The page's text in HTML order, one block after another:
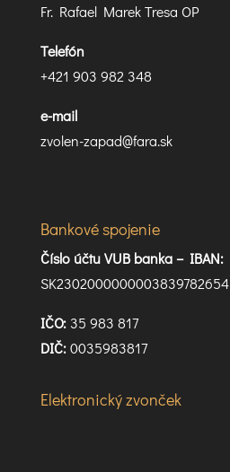
Fr. Rafael Marek Tresa OP
Telefón
+421 903 982 348
e-mail
zvolen-zapad@fara.sk
Bankové spojenie
Číslo účtu VUB banka – IBAN:
SK2302000000003839782654
IČO:35 983 817
DIČ:0035983817
Elektronický zvonček